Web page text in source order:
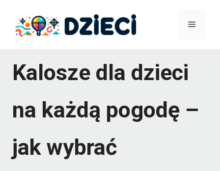
Menu
Kalosze dla dzieci
na każdą pogodę –
jak wybrać